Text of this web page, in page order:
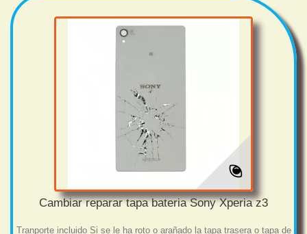
Cambiar reparar tapa bateria Sony Xperia z3
Tranporte incluido Si se le ha roto o arañado la tapa trasera o tapa de